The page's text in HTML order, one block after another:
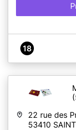
18
22 rue des
53410